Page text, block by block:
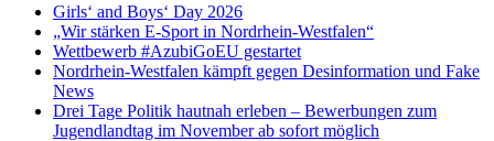
Girls‘ and Boys‘ Day 2026
„Wir stärken E-Sport in Nordrhein-Westfalen“
Wettbewerb #AzubiGoEU gestartet
Nordrhein-Westfalen kämpft gegen Desinformation und Fake
News
Drei Tage Politik hautnah erleben – Bewerbungen zum
Jugendlandtag im November ab sofort möglich